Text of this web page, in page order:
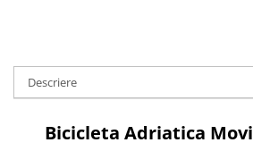
Computer bicicleta
Anvelopa bicicleta
Descriere
Bicicleta Adriatica